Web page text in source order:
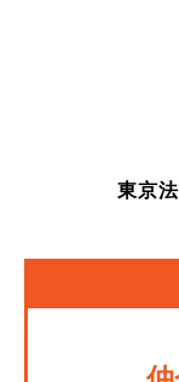
東京